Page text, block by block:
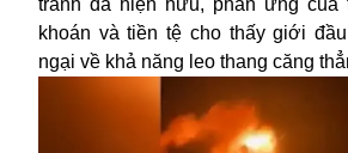
khoán và tiền tệ cho thấy giới
ngại về khả năng leo thang căng